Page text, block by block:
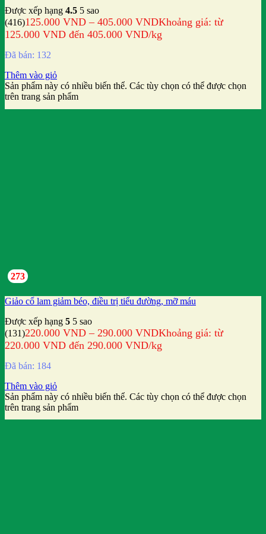
Được xếp hạng 4.5 5 sao
(416)125.000 VND – 405.000 VNDKhoảng giá: từ
125.000 VND đến 405.000 VND/kg
Đã bán: 132
Thêm vào giỏ
Sản phẩm này có nhiều biến thể. Các tùy chọn có thể được chọn
trên trang sản phẩm
273
Giảo cổ lam giảm béo, điều trị tiểu đường, mỡ máu
Được xếp hạng 5 5 sao
(131)220.000 VND – 290.000 VNDKhoảng giá: từ
220.000 VND đến 290.000 VND/kg
Đã bán: 184
Thêm vào giỏ
Sản phẩm này có nhiều biến thể. Các tùy chọn có thể được chọn
trên trang sản phẩm